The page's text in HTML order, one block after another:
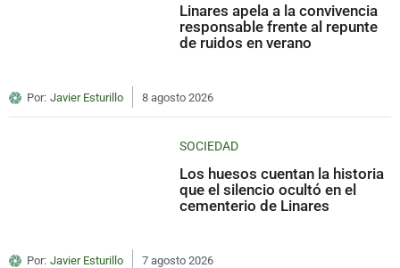
Linares apela a la convivencia
responsable frente al repunte
de ruidos en verano
Por: Javier Esturillo 8 agosto 2026
SOCIEDAD
Los huesos cuentan la historia
que el silencio ocultó en el
cementerio de Linares
Por: Javier Esturillo 7 agosto 2026